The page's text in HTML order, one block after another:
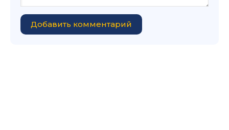
Добавить комментарий